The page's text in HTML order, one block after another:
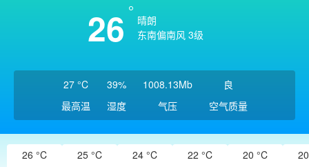
26
晴朗
东南偏南风 3级
27 °C
最高温
39%
湿度
1008.13Mb
气压
良
空气质量
26 °C 25 °C 24 °C 22 °C 20 °C